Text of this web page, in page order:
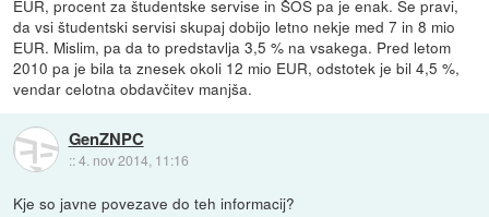
EUR, procent za študentske servise in ŠOS pa je enak. Se pravi,
da vsi študentski servisi skupaj dobijo letno nekje med 7 in 8 mio
EUR. Mislim, pa da to predstavlja 3,5 % na vsakega. Pred letom
2010 pa je bila ta znesek okoli 12 mio EUR, odstotek je bil 4,5 %,
vendar celotna obdavčitev manjša.
GenZNPC
::4. nov 2014, 11:16
Kje so javne povezave do teh informacij?